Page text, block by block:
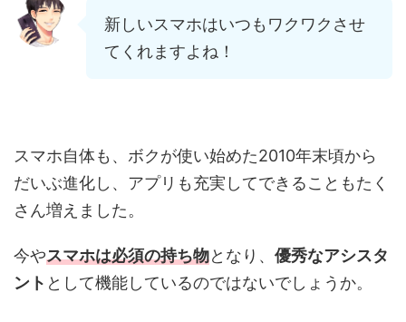
新しいスマホはいつもワクワクさせ
てくれますよね！
スマホ自体も、ボクが使い始めた2010年末頃から
だいぶ進化し、アプリも充実してできることもたく
さん増えました。
今やスマホは必須の持ち物となり、 優秀なアシスタ
ント として機能しているのではないでしょうか。